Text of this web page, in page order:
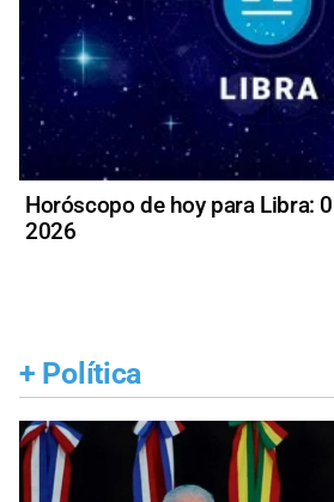
Horóscopo de hoy para Libra:
2026
+ Política